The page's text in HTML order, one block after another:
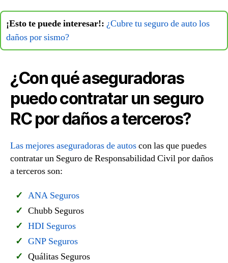
¡Esto te puede interesar!: ¿Cubre tu seguro de auto los
daños por sismo?
¿Con qué aseguradoras
puedo contratar un seguro
RC por daños a terceros?
Las mejores aseguradoras de autoscon las que puedes
contratar un Seguro de Responsabilidad Civil por daños
a terceros son:
ANA Seguros
Chubb Seguros
HDI Seguros
GNP Seguros
Quálitas Seguros